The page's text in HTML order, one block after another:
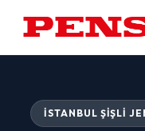
PENSA
İSTANBUL ŞIŞLI